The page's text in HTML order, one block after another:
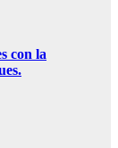
con la